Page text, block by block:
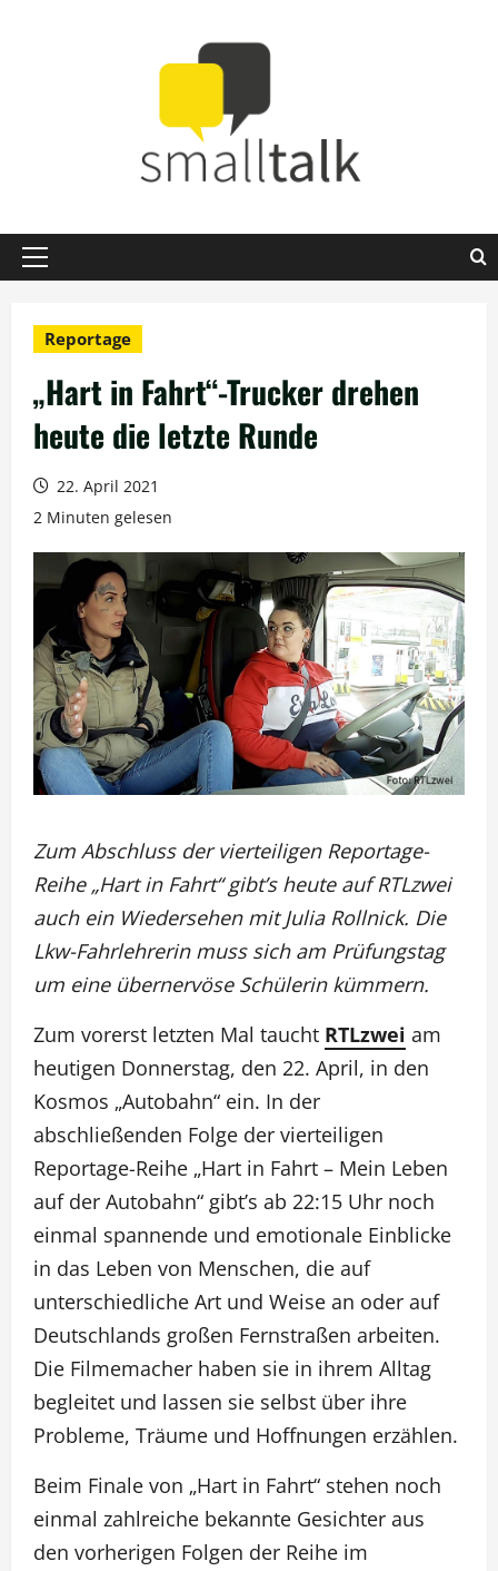
Primäres
Reportage
„Hart in Fahrt“-Trucker drehen
heute die letzte Runde
22. April 2021
2 Minuten gelesen
Zum Abschluss der vierteiligen Reportage-
Reihe „Hart in Fahrt“ gibt’s heute auf RTLzwei
auch ein Wiedersehen mit Julia Rollnick. Die
Lkw-Fahrlehrerin muss sich am Prüfungstag
um eine übernervöse Schülerin kümmern.
Zum vorerst letzten Mal taucht RTLzwei am
heutigen Donnerstag, den 22. April, in den
Kosmos „Autobahn“ ein. In der
abschließenden Folge der vierteiligen
Reportage-Reihe „Hart in Fahrt – Mein Leben
auf der Autobahn“ gibt’s ab 22:15 Uhr noch
einmal spannende und emotionale Einblicke
in das Leben von Menschen, die auf
unterschiedliche Art und Weise an oder auf
Deutschlands großen Fernstraßen arbeiten.
Die Filmemacher haben sie in ihrem Alltag
begleitet und lassen sie selbst über ihre
Probleme, Träume und Hoffnungen erzählen.
Beim Finale von „Hart in Fahrt“ stehen noch
einmal zahlreiche bekannte Gesichter aus
den vorherigen Folgen der Reihe im